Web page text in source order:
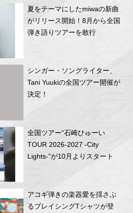
夏をテーマにしたmiwaの新曲
がリリース開始！8月から全国
弾き語りツアーを敢行
シンガー・ソングライター、
Tani Yuukiの全国ツアー開催が
決定！
全国ツアー“石崎ひゅーい
TOUR 2026-2027 -City
Lights-”が10月よりスタート
アコギ弾きの楽器愛を揺さぶ
るブレイシングTシャツが登